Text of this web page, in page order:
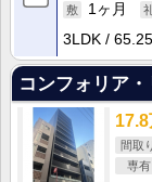
1ヶ月
3LDK
コンフォリア